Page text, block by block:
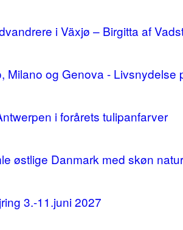
i Växjø – Birgitta af
Milano og Genova - Livsnydelse
i forårets tulipanfarver
østlige Danmark med skøn
3.-11.juni 2027